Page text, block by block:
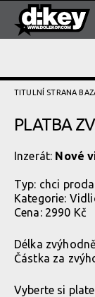
TITULNÍ STRANA
PLATBA
Inzerát: Nové
Typ: chci
Kategorie:
Cena: 2990 Kč
Délka
Částka za
Vyberte si